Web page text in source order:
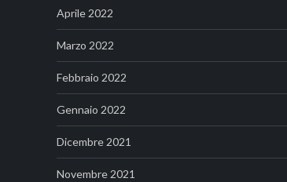
Aprile 2022
Marzo 2022
Febbraio 2022
Gennaio 2022
Dicembre 2021
Novembre 2021